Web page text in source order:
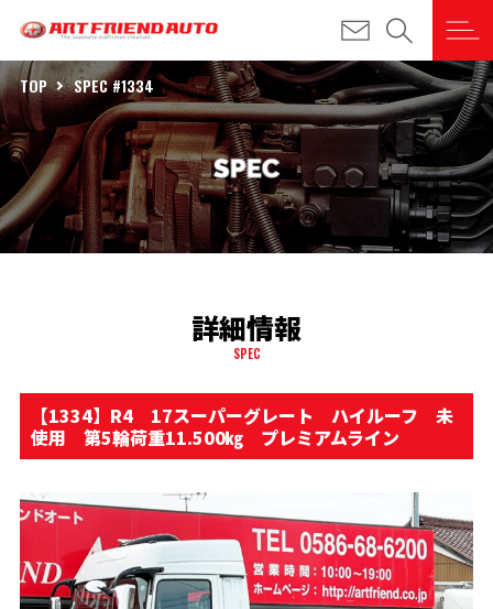
TOP SPEC #1334
詳細情報
SPEC
【1334】R4 17スーパーグレート ハイルーフ 未
使用 第5輪荷重11.500㎏ プレミアムライン